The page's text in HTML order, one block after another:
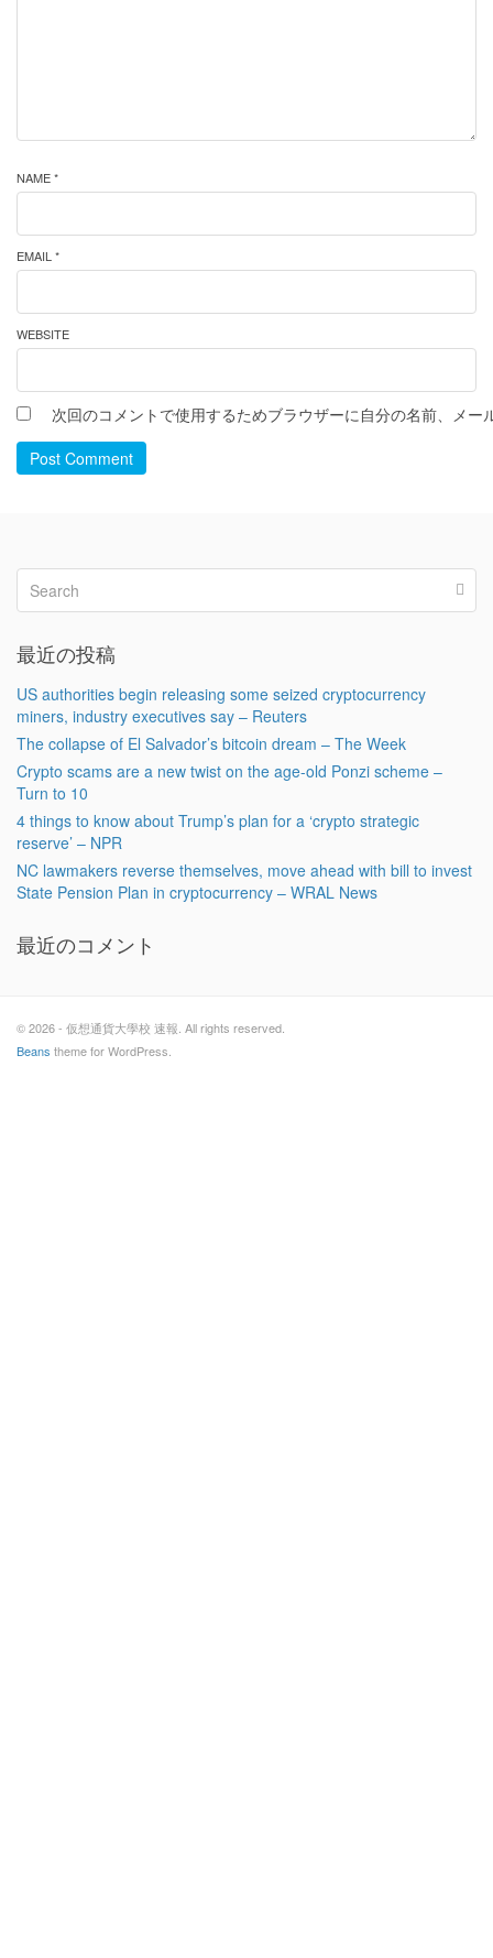
NAME *
EMAIL *
WEBSITE
次回のコメントで使用するためブラウザーに自分の名前、メー
Post Comment
最近の投稿
US authorities begin releasing some seized cryptocurrency
miners, industry executives say – Reuters
The collapse of El Salvador’s bitcoin dream – The Week
Crypto scams are a new twist on the age-old Ponzi scheme –
Turn to 10
4 things to know about Trump’s plan for a ‘crypto strategic
reserve’ – NPR
NC lawmakers reverse themselves, move ahead with bill to invest
State Pension Plan in cryptocurrency – WRAL News
最近のコメント
© 2026 - 仮想通貨大學校 速報. All rights reserved.
Beans theme for WordPress.